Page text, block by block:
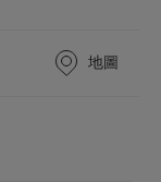
地圖